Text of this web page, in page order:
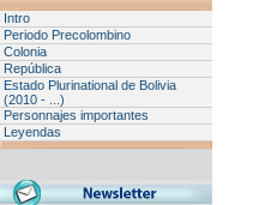
Intro
Periodo Precolombino
Colonia
República
Estado Plurinational de Bolivia
(2010 - ...)
Personnajes importantes
Leyendas